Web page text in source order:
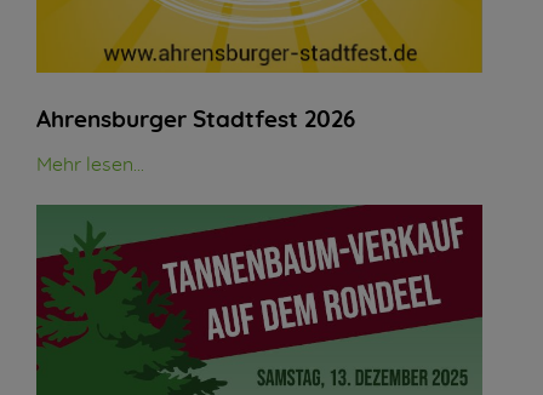
Ahrensburger Stadtfest 2026
Mehr lesen...